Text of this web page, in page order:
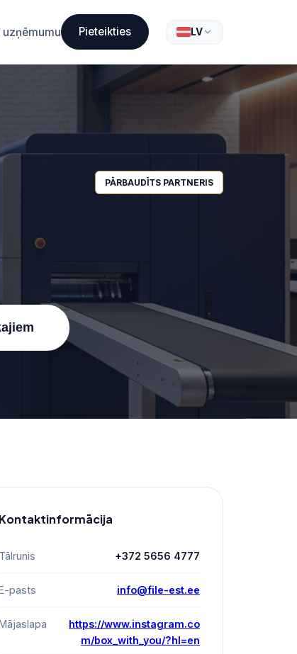
Pieteikties LV
PĀRBAUDĪTS PARTNERIS
Kontaktinformācija
Tālrunis +372 5656 4777
pasts info@file-est.ee
https://www.instagram.co
m/box_with_you/?hl=en